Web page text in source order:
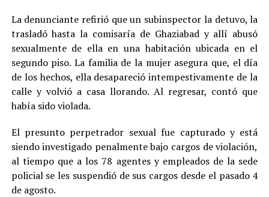
La denunciante refirió que un subinspector la detuvo, la
trasladó hasta la comisaría de Ghaziabad y allí abusó
sexualmente de ella en una habitación ubicada en el
segundo piso. La familia de la mujer asegura que, el día
de los hechos, ella desapareció intempestivamente de la
calle y volvió a casa llorando. Al regresar, contó que
había sido violada.
El presunto perpetrador sexual fue capturado y está
siendo investigado penalmente bajo cargos de violación,
al tiempo que a los 78 agentes y empleados de la sede
policial se les suspendió de sus cargos desde el pasado 4
de agosto.